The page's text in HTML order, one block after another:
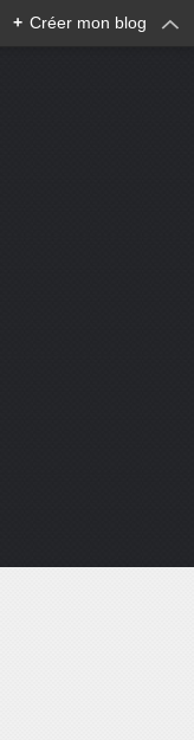
+ Créer mon blog